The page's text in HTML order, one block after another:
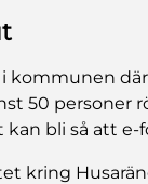
kommunen
50 personer
bli så att
kring